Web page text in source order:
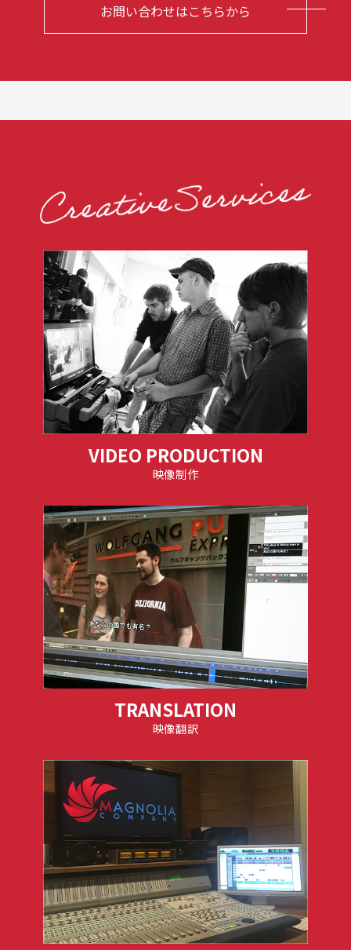
お問い合わせはこちらから
VIDEO PRODUCTION
映像制作
TRANSLATION
映像翻訳